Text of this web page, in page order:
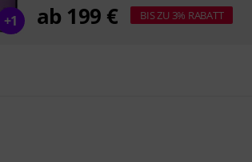
+1 ab 199 € BIS ZU 3% RABATT